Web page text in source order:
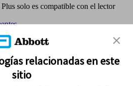
solo es compatible con el lector
relacionadas en este
sitio